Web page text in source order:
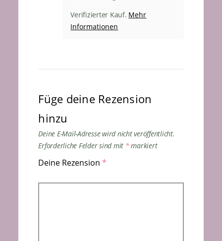
Verifizierter Kauf. Mehr
Informationen
Füge deine Rezension
hinzu
Deine E-Mail-Adresse wird nicht veröffentlicht.
Erforderliche Felder sind mit *markiert
Deine Rezension *